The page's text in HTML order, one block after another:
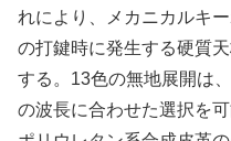
れにより、メカニカルキ
の打鍵時に発生する硬質
する。13色の無地展開は
の波長に合わせた選択を